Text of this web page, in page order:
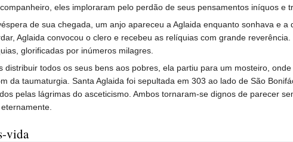
eles imploraram pelo perdão de seus pensamentos iníquos e
de sua chegada, um anjo apareceu a Aglaida enquanto sonhava e
Aglaida convocou o clero e recebeu as relíquias com grande
glorificadas por inúmeros milagres.
distribuir todos os seus bens aos pobres, ela partiu para um mosteiro,
da taumaturgia. Santa Aglaida foi sepultada em 303 ao lado de São
pelas lágrimas do asceticismo. Ambos tornaram-se dignos de parecer
vida